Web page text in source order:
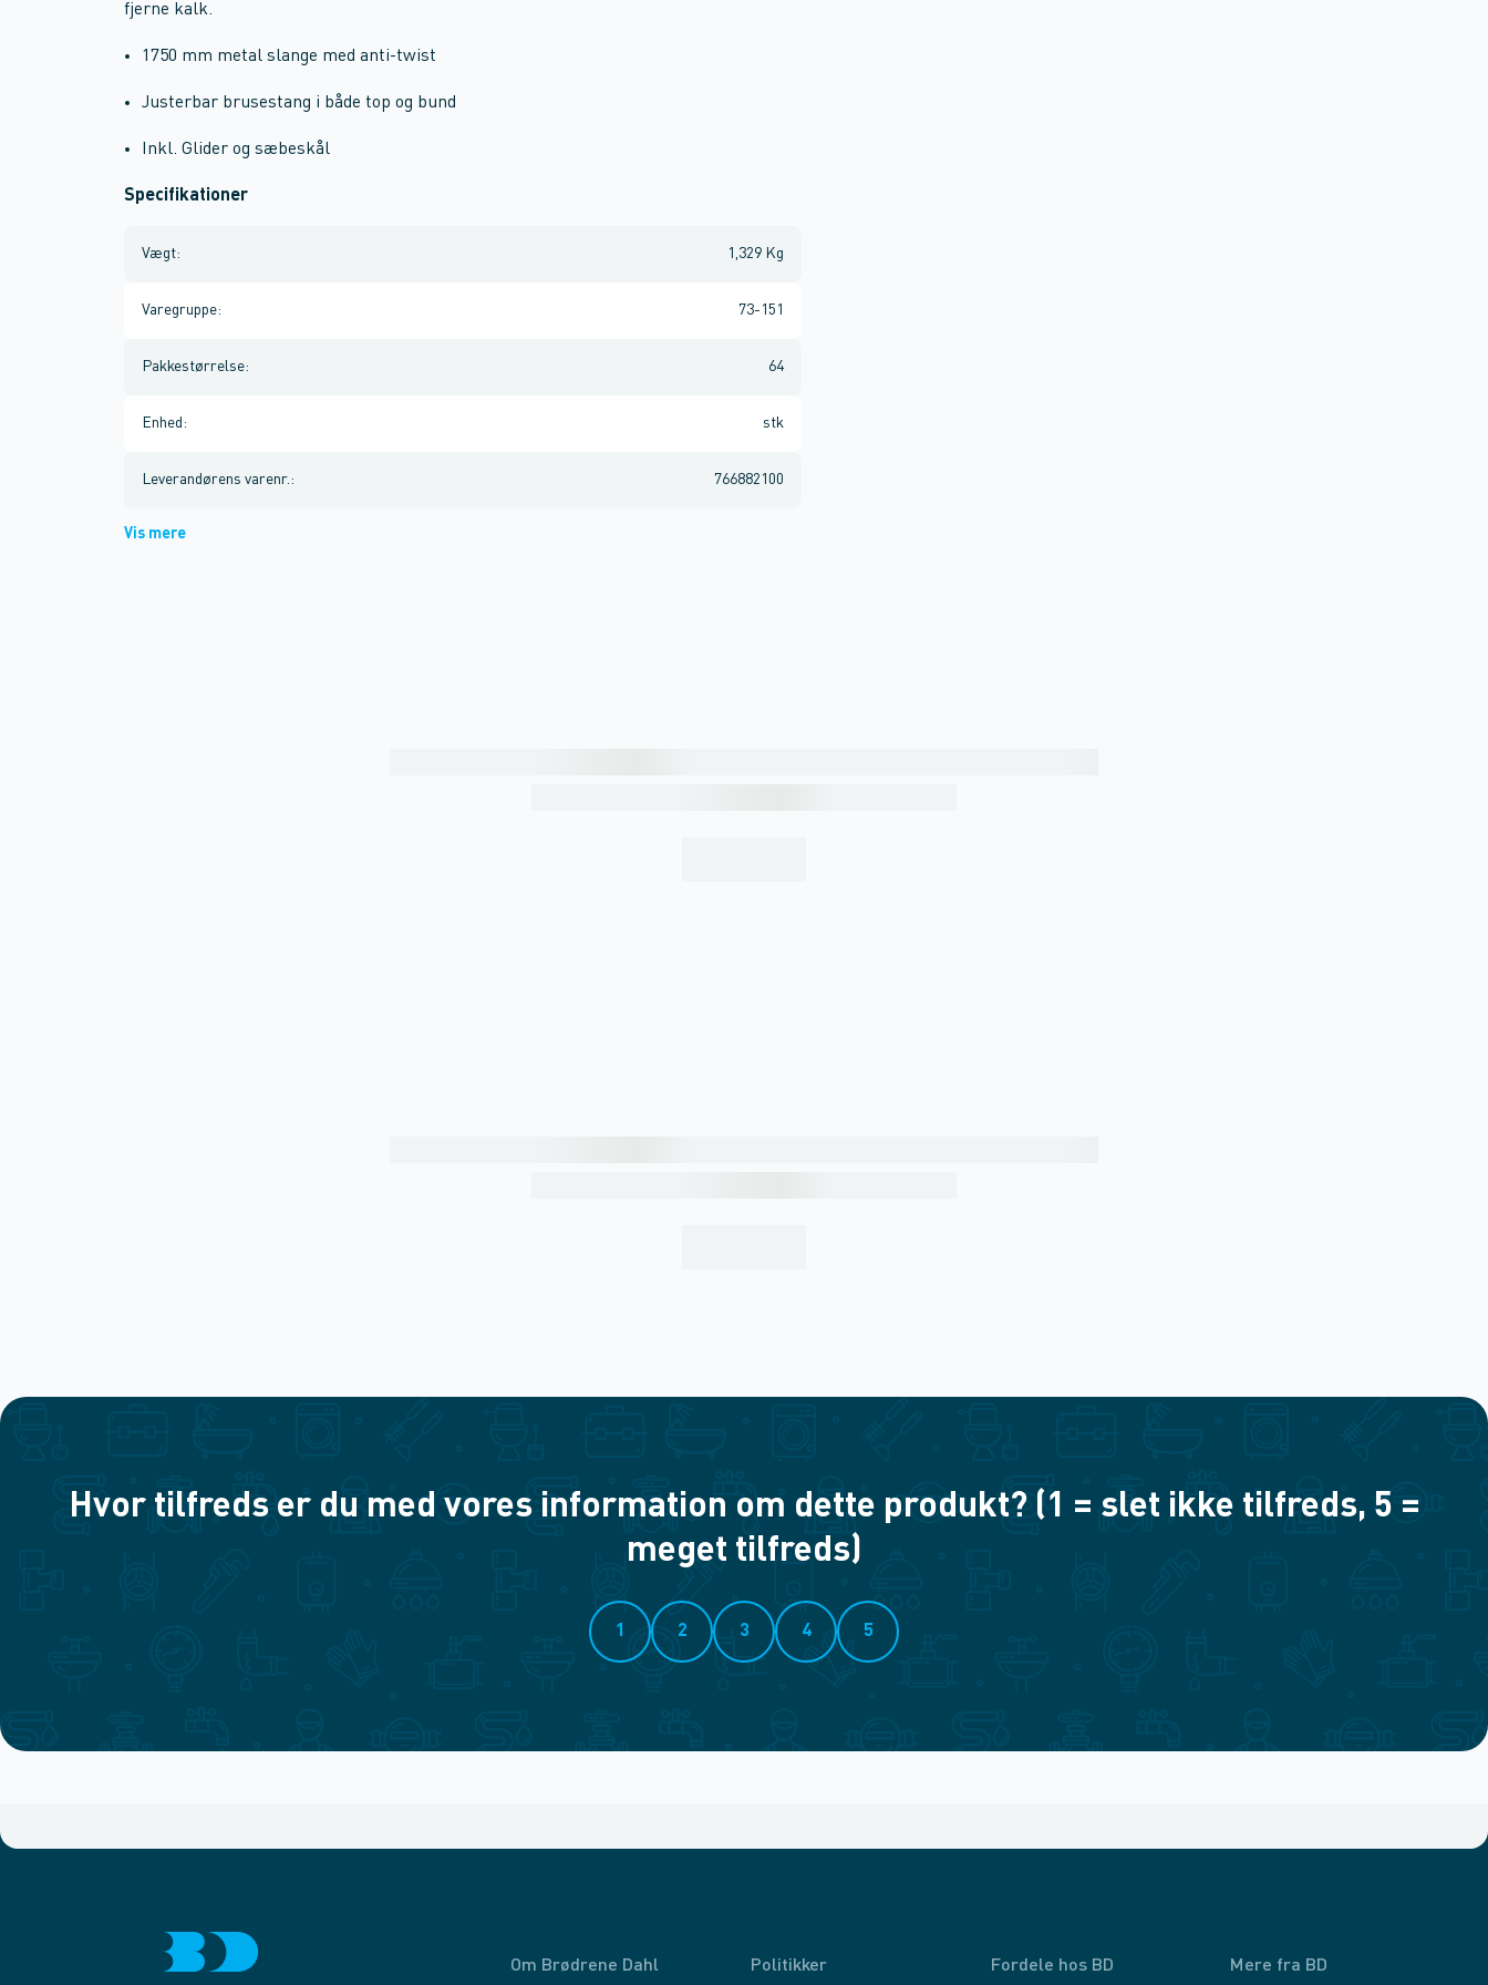
fjerne kalk.
1750 mm metal slange med anti-twist
Justerbar brusestang i både top og bund
Inkl. Glider og sæbeskål
Specifikationer
Vægt: 1,329 Kg
Varegruppe: 73-151
Pakkestørrelse: 64
Enhed : stk
Leverandørens varenr. : 766882100
Vis mere
Hvor tilfreds er du med vores information om dette produkt? (1 = slet ikke tilfreds, 5 =
meget tilfreds)
1 2 3 4 5
Om Brødrene Dahl Politikker Fordele hos BD Mere fra BD